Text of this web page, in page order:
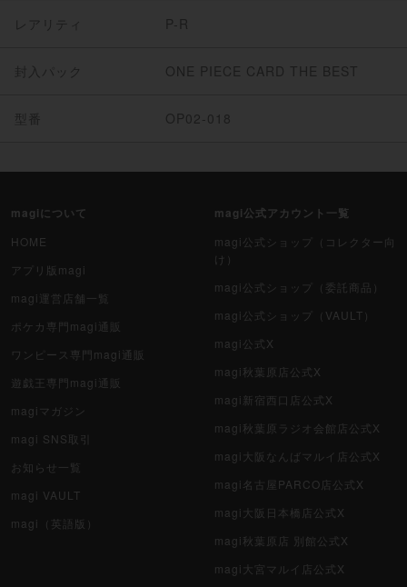
レアリティ P-R
封入パック ONE PIECE CARD THE BEST
型番 OP02-018
magiについて
HOME
アプリ版magi
magi運営店舗一覧
ポケカ専門magi通販
ワンピース専門magi通販
遊戯王専門magi通販
magiマガジン
magi SNS取引
お知らせ一覧
magi VAULT
magi（英語版）
magi公式アカウント一覧
magi公式ショップ（コレクター向
け）
magi公式ショップ（委託商品）
magi公式ショップ（VAULT）
magi公式X
magi秋葉原店公式X
magi新宿西口店公式X
magi秋葉原ラジオ会館店公式X
magi大阪なんばマルイ店公式X
magi名古屋PARCO店公式X
magi大阪日本橋店公式X
magi秋葉原店 別館公式X
magi大宮マルイ店公式X